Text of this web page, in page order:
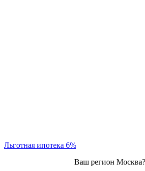
Льготная ипотека 6%
Ваш регион Москва?